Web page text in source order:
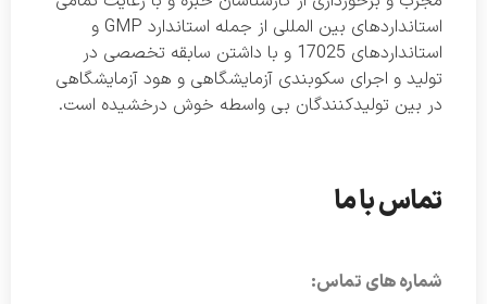
تماس با ما
شماره های تماس:
استانداردهای بین المللی از جمله استاندارد GMP و
استانداردهای 17025 و با داشتن سابقه تخصصی در
تولید و اجرای سکوبندی آزمایشگاهی و هود آزمایشگاهی
در بین تولیدکنندگان بی واسطه خوش درخشیده است.